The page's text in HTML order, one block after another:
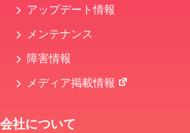
アップデート情報
メンテナンス
障害情報
メディア掲載情報
会社について